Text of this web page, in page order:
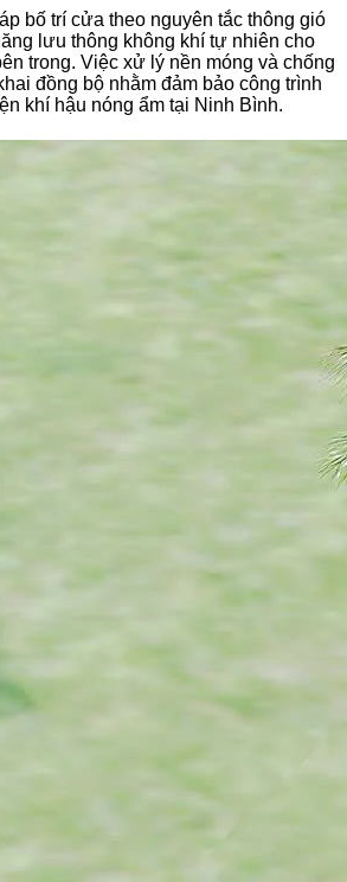
bố trí cửa theo nguyên tắc thông gió
lưu thông không khí tự nhiên cho
trong. Việc xử lý nền móng và chống
đồng bộ nhằm đảm bảo công trình
khí hậu nóng ẩm tại Ninh Bình.